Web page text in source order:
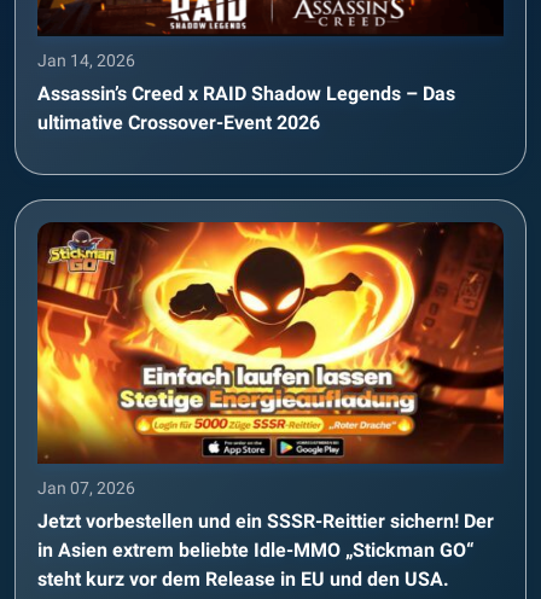
Jan 14, 2026
Assassin’s Creed x RAID Shadow Legends – Das
ultimative Crossover-Event 2026
Jan 07, 2026
Jetzt vorbestellen und ein SSSR-Reittier sichern! Der
in Asien extrem beliebte Idle-MMO „Stickman GO“
steht kurz vor dem Release in EU und den USA.